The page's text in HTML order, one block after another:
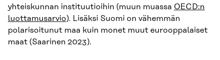
yhteiskunnan instituutioihin (muun muassa OECD:n
luottamusarvio). Lisäksi Suomi on vähemmän
polarisoitunut maa kuin monet muut eurooppalaiset
maat (Saarinen 2023).